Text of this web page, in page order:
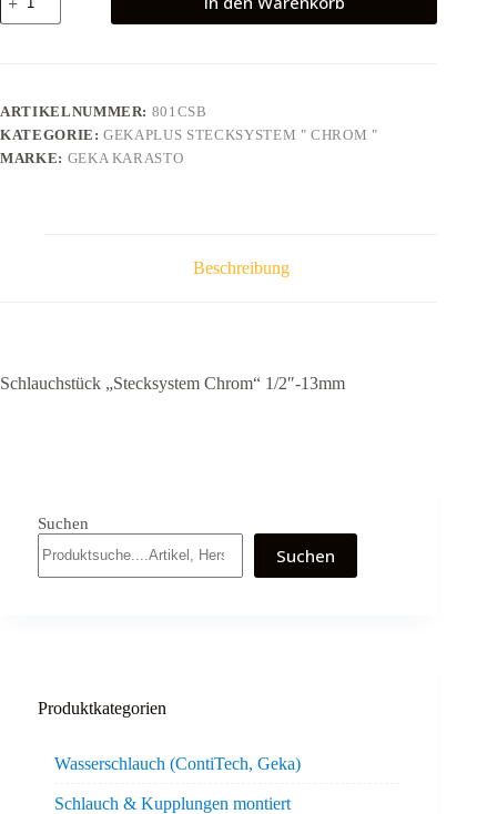
"Stecksystem
Chrom"
ARTIKELNUMMER: 801CSB
KATEGORIE:GEKAPLUS STECKSYSTEM " CHROM "
MARKE: GEKA KARASTO
Beschreibung
Schlauchstück „Stecksystem Chrom“ 1/2″-13mm
Suchen
Suchen
Produktkategorien
Wasserschlauch (ContiTech, Geka)
Schlauch & Kupplungen montiert